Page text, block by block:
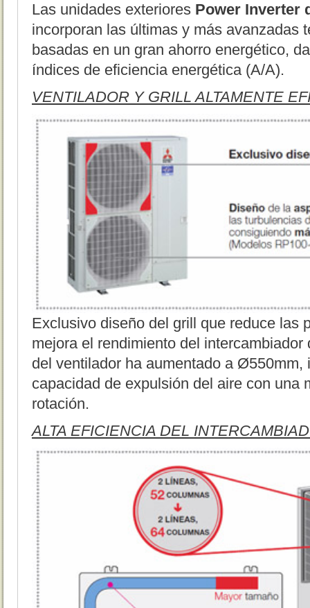
Las unidades exteriores Power Inverter
incorporan las últimas y más avanzadas
basadas en un gran ahorro energético,
índices de eficiencia energética (A/A).
VENTILADOR Y GRILL ALTAMENTE
Exclusivo diseño del grill que reduce las
mejora el rendimiento del intercambiador
del ventilador ha aumentado a Ø550mm,
capacidad de expulsión del aire con una
rotación.
ALTA EFICIENCIA DEL